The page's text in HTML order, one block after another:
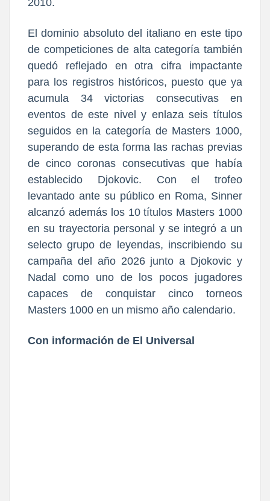
El dominio absoluto del italiano en este tipo
de competiciones de alta categoría también
quedó reflejado en otra cifra impactante
para los registros históricos, puesto que ya
acumula 34 victorias consecutivas en
eventos de este nivel y enlaza seis títulos
seguidos en la categoría de Masters 1000,
superando de esta forma las rachas previas
de cinco coronas consecutivas que había
establecido Djokovic. Con el trofeo
levantado ante su público en Roma, Sinner
alcanzó además los 10 títulos Masters 1000
en su trayectoria personal y se integró a un
selecto grupo de leyendas, inscribiendo su
campaña del año 2026 junto a Djokovic y
Nadal como uno de los pocos jugadores
capaces de conquistar cinco torneos
Masters 1000 en un mismo año calendario.
Con información de El Universal